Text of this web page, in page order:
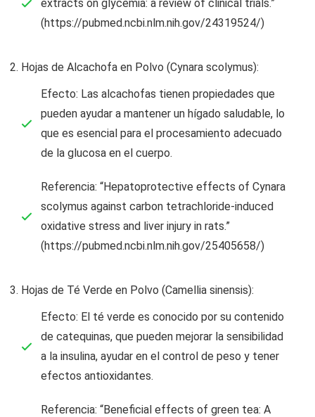
extracts on glycemia: a review of clinical trials.”
(https://pubmed.ncbi.nlm.nih.gov/24319524/)
Hojas de Alcachofa en Polvo (Cynara scolymus):
Efecto: Las alcachofas tienen propiedades que
pueden ayudar a mantener un hígado saludable, lo
que es esencial para el procesamiento adecuado
de la glucosa en el cuerpo.
Referencia: “Hepatoprotective effects of Cynara
scolymus against carbon tetrachloride-induced
oxidative stress and liver injury in rats.”
(https://pubmed.ncbi.nlm.nih.gov/25405658/)
Hojas de Té Verde en Polvo (Camellia sinensis):
Efecto: El té verde es conocido por su contenido
de catequinas, que pueden mejorar la sensibilidad
a la insulina, ayudar en el control de peso y tener
efectos antioxidantes.
Referencia: “Beneficial effects of green tea: A